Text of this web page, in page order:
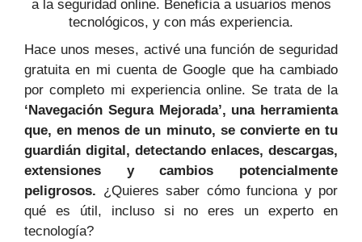
Hace unos meses, activé una función de seguridad
gratuita en mi cuenta de Google que ha cambiado
por completo mi experiencia online. Se trata de la
‘Navegación Segura Mejorada’, una herramienta
que, en menos de un minuto, se convierte en tu
guardián digital, detectando enlaces, descargas,
extensiones y cambios potencialmente
peligrosos. ¿Quieres saber cómo funciona y por
qué es útil, incluso si no eres un experto en
tecnología?